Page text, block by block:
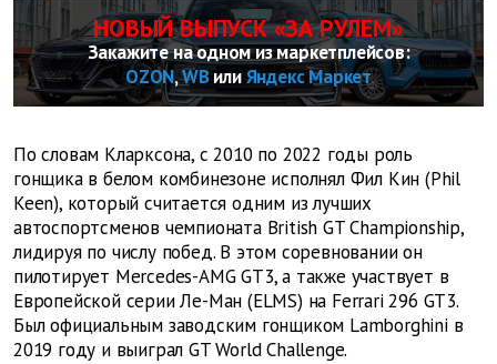
НОВЫЙ ВЫПУСК «ЗА РУЛЕМ»
Закажите на одном из маркетплейсов:
OZON,WBилиЯндекс Маркет
По словам Кларксона, с 2010 по 2022 годы роль
гонщика в белом комбинезоне исполнял Фил Кин (Phil
Keen), который считается одним из лучших
автоспортсменов чемпионата British GT Championship,
лидируя по числу побед. В этом соревновании он
пилотирует Mercedes-AMG GT3, а также участвует в
Европейской серии Ле-Ман (ELMS) на Ferrari 296 GT3.
Был официальным заводским гонщиком Lamborghini в
2019 году и выиграл GT World Challenge.